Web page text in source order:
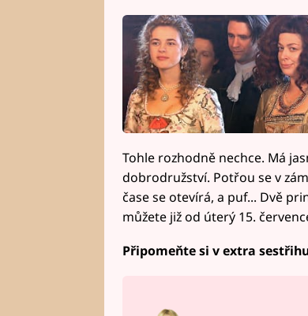
Tohle rozhodně nechce. Má
dobrodružství. Potřou se v
čase se otevírá, a puf... Dvě
můžete již od úterý 15.
Připomeňte si v extra